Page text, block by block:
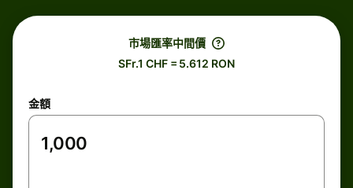
市場匯率中間價
SFr.1 CHF = 5.612 RON
金額